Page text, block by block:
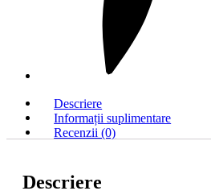
Descriere
Informații suplimentare
Recenzii (0)
Descriere